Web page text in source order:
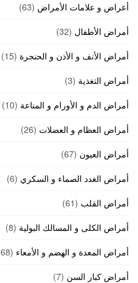
أعراض و علامات الأمراض (63)
أمراض الأطفال (32)
أمراض الأنف و الأذن و الحنجرة (15)
أمراض التغذية (3)
أمراض الدم و الأورام و المناعة (10)
أمراض العظام و العضلات (26)
أمراض العيون (67)
أمراض الغدد الصماء و السكري (6)
أمراض القلب (61)
أمراض الكلى و المسالك البولية (8)
أمراض المعدة و الهضم و الأمعاء (68)
أمراض كبار السن (7)